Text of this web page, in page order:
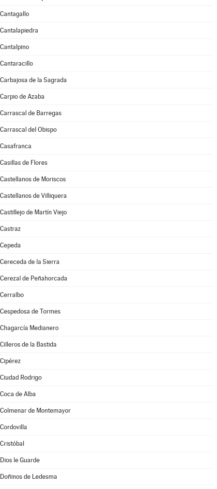
Cantagallo
Cantalapiedra
Cantalpino
Cantaracillo
Carbajosa de la Sagrada
Carpio de Azaba
Carrascal de Barregas
Carrascal del Obispo
Casafranca
Casillas de Flores
Castellanos de Moriscos
Castellanos de Villiquera
Castillejo de Martín Viejo
Castraz
Cepeda
Cereceda de la Sierra
Cerezal de Peñahorcada
Cerralbo
Cespedosa de Tormes
Chagarcía Medianero
Cilleros de la Bastida
Cipérez
Ciudad Rodrigo
Coca de Alba
Colmenar de Montemayor
Cordovilla
Cristóbal
Dios le Guarde
Doñinos de Ledesma